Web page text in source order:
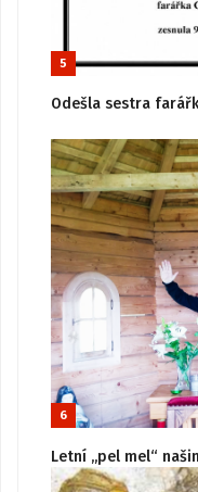
5
Odešla sestra
6
Letní „pel mel“